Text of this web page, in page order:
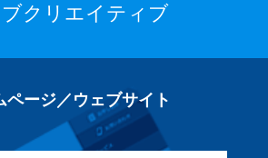
クリエイティブ
ページ／ウェブサイト